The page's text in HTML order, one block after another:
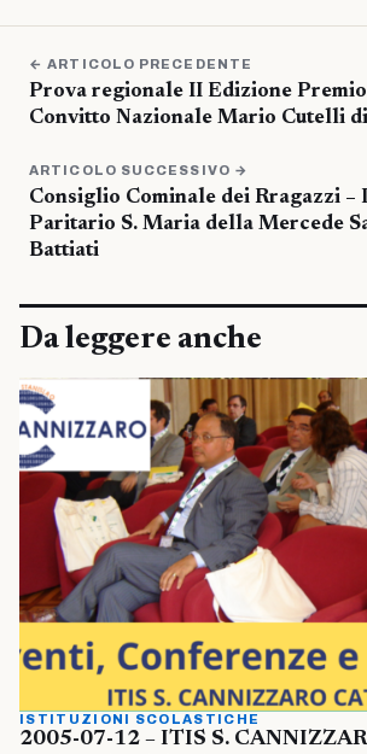
← ARTICOLO PRECEDENTE
Prova regionale II Edizione
Convitto Nazionale Mario Cutelli
ARTICOLO SUCCESSIVO →
Consiglio Cominale dei Rragazzi –
Paritario S. Maria della Mercede
Battiati
Da leggere anche
ISTITUZIONI SCOLASTICHE
2005-07-12 – ITIS S.